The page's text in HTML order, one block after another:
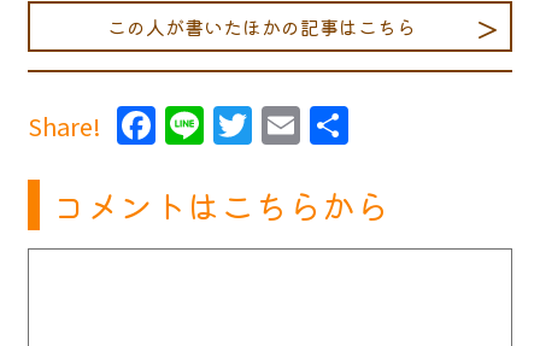
この人が書いたほかの記事はこちら
Share! Facebook
LineTwitter
Email
コメントはこちらから